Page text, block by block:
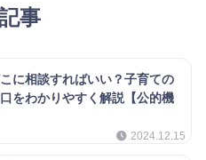
事
に相談すればいい？子育ての
をわかりやすく解説【公的機
2024.12.15